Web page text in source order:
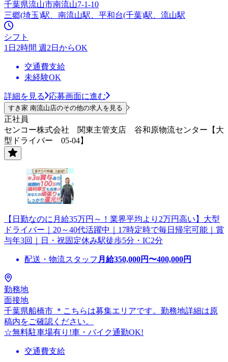
千葉県流山市南流山7-1-10
三郷(埼玉)駅、南流山駅、平和台(千葉)駅、流山駅
シフト
1日2時間 週2日からOK
交通費支給
未経験OK
詳細を見る 応募画面に進む
すき家 南流山店のその他の求人を見る
正社員
センコー株式会社 関東主管支店 谷和原物流センター【大
型ドライバー 05-04】
【日勤なのに月給35万円～！業界平均より2万円高い】大型
ドライバー｜20～40代活躍中｜17時定時で毎日帰宅可能｜賞
与年3回｜日・祝固定休み駅徒歩5分・IC2分
配送・物流スタッフ 月給350,000円〜400,000円
勤務地
面接地
千葉県船橋市 ＊こちらは募集エリアです。勤務地詳細は原
稿内をご確認ください。
☆無料駐車場有り!車・バイク通勤OK!
交通費支給